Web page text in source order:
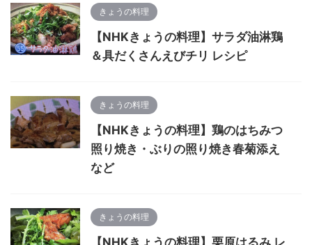
きょうの料理
【NHKきょうの料理】サラダ油淋鶏
＆具だくさんえびチリ レシピ
きょうの料理
【NHKきょうの料理】鶏のはちみつ
照り焼き・ぶりの照り焼き春菊添え
など
きょうの料理
【NHKきょうの料理】栗原はるみ レ